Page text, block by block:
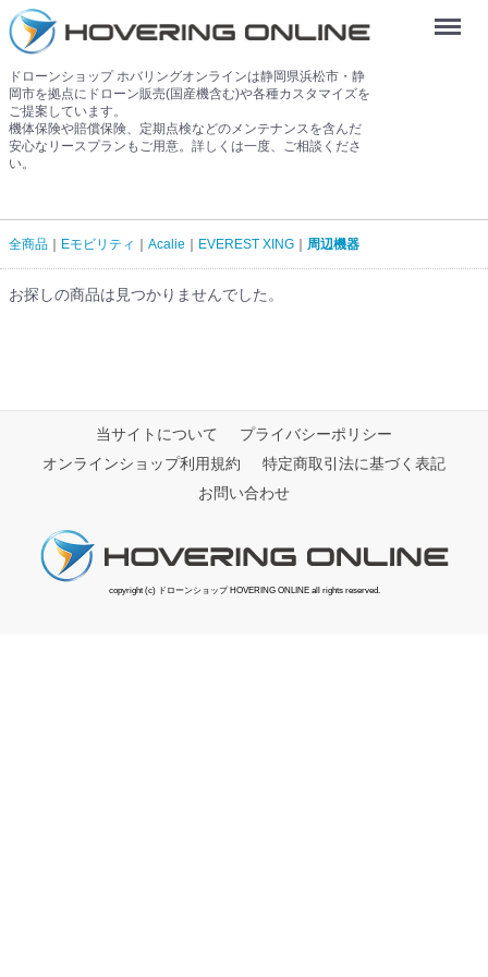
ドローンショップ ホバリングオンラインは静岡県浜松市・静
岡市を拠点にドローン販売(国産機含む)や各種カスタマイズを
ご提案しています。
機体保険や賠償保険、定期点検などのメンテナンスを含んだ
安心なリースプランもご用意。詳しくは一度、ご相談くださ
い。
Menu
全商品 Eモビリティ Acalie EVEREST XING 周辺機器
お探しの商品は見つかりませんでした。
当サイトについて
プライバシーポリシー
オンラインショップ利用規約
特定商取引法に基づく表記
お問い合わせ
copyright (c) ドローンショップ HOVERING ONLINE all rights reserved.